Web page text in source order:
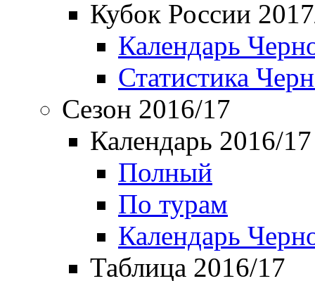
Кубок России
Календарь
Статистика
Сезон 2016/17
Календарь 2016/17
Полный
По турам
Календарь
Таблица 2016/17